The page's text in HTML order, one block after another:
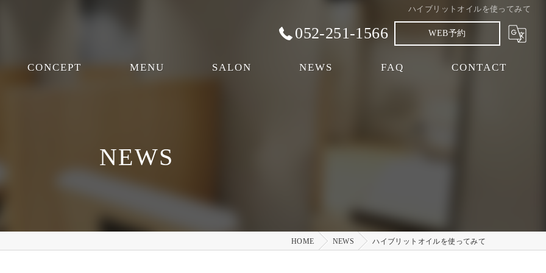
ハイブリットオイルを使ってみて
052-251-1566 WEB予約
CONCEPT MENU SALON NEWS FAQ CONTACT
NEWS
HOME NEWS ハイブリットオイルを使ってみて